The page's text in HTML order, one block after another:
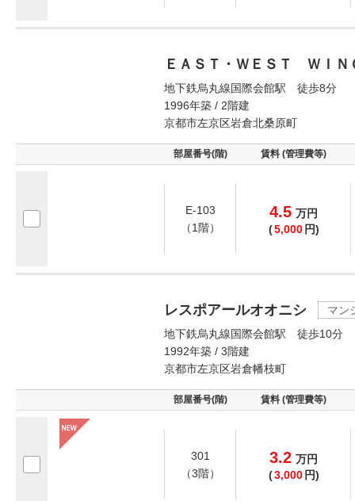
ＥＡＳＴ・ＷＥＳＴ ＷＩＮ
地下鉄烏丸線国際会館駅 徒歩8分
1996年築 / 2階建
京都市左京区岩倉北桑原町
部屋番号(階) 賃料 (管理費等)
E-103
（1階）
4.5 万円
(5,000 円)
レスポアールオオニシ
マン
地下鉄烏丸線国際会館駅 徒歩10分
1992年築 / 3階建
京都市左京区岩倉幡枝町
部屋番号(階) 賃料 (管理費等)
301
（3階）
3.2 万円
(3,000 円)